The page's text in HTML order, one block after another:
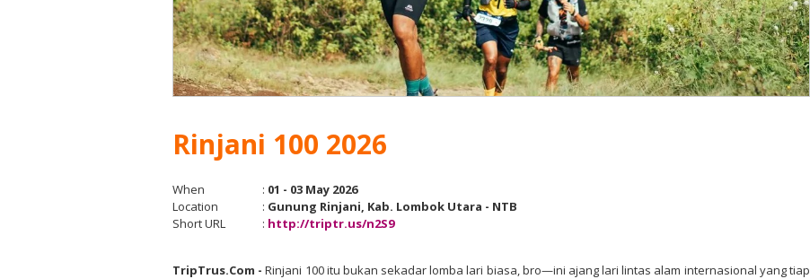
Rinjani 100 2026
When : 01 - 03 May 2026
Location
: Gunung Rinjani, Kab. Lombok Utara - NTB
Short URL
: http://triptr.us/n2S9
TripTrus.Com -Rinjani 100 itu bukan sekadar lomba lari biasa, bro—ini ajang lari lintas alam internasional yang tiap